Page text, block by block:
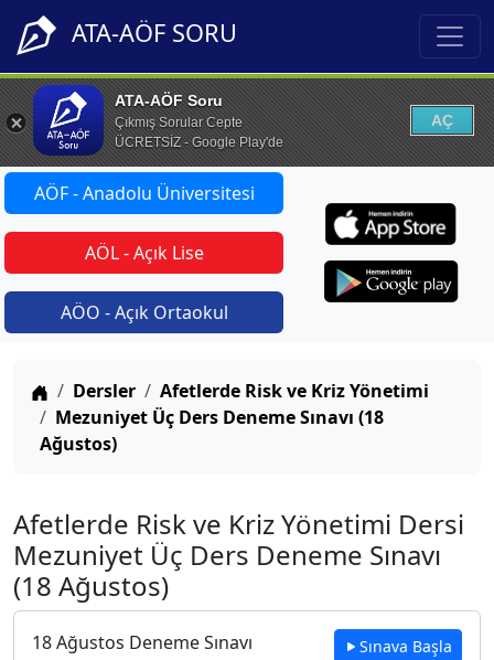
ATA-AÖF SORU
ATA-AÖF Soru
Çıkmış Sorular Cepte
ÜCRETSİZ - Google Play'de
AÇ
AÖF - Anadolu Üniversitesi
AÖL - Açık Lise
AÖO - Açık Ortaokul
Anasayfa
Dersler
Afetlerde Risk ve Kriz Yönetimi
Mezuniyet Üç Ders Deneme Sınavı (18
Ağustos)
Afetlerde Risk ve Kriz Yönetimi Dersi
Mezuniyet Üç Ders Deneme Sınavı
(18 Ağustos)
18 Ağustos Deneme Sınavı Sınava Başla